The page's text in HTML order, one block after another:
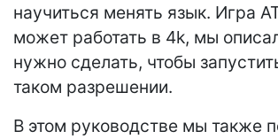
научиться менять язык. Игра
может работать в 4k, мы
нужно сделать, чтобы
таком разрешении.
В этом руководстве мы также